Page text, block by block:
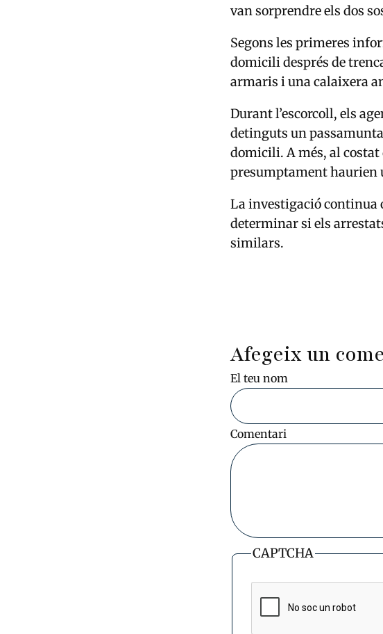
van sorprendre els dos
Segons les primeres
domicili després de
armaris i una calaixera
Durant l’escorcoll, els
detinguts un
domicili. A més, al costat
presumptament haurien
La investigació continua
determinar si els
similars.
Afegeix un
El teu nom
Comentari
CAPTCHA